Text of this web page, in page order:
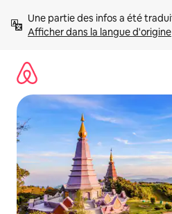
directement
Afficher dans la langue d'origine